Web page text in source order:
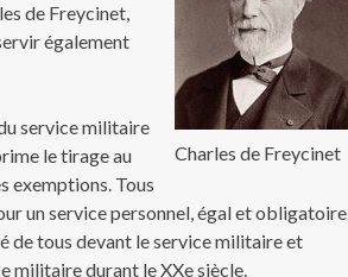
Charles de Freycinet
de Freycinet,
également
service militaire
le tirage au
exemptions. Tous
un service personnel, égal et obligatoire.
de tous devant le service militaire et
militaire durant le XXe siècle.